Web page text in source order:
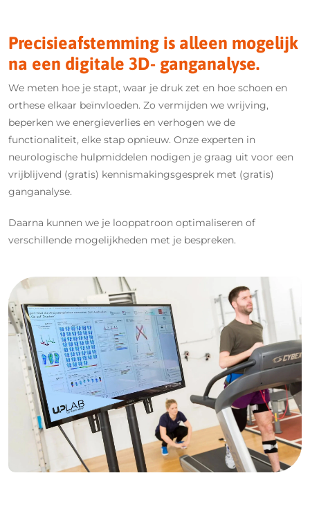
Precisieafstemming is alleen mogelijk
na een digitale 3D- ganganalyse.
We meten hoe je stapt, waar je druk zet en hoe schoen en
orthese elkaar beïnvloeden. Zo vermijden we wrijving,
beperken we energieverlies en verhogen we de
functionaliteit, elke stap opnieuw. Onze experten in
neurologische hulpmiddelen nodigen je graag uit voor een
vrijblijvend (gratis) kennismakingsgesprek met (gratis)
ganganalyse.
Daarna kunnen we je looppatroon optimaliseren of
verschillende mogelijkheden met je bespreken.